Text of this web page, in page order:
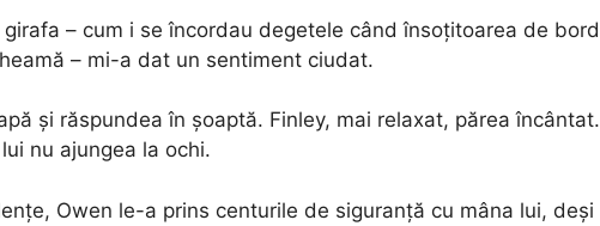
– cum i se încordau degetele când însoțitoarea de bord
– mi-a dat un sentiment ciudat.
și răspundea în șoaptă. Finley, mai relaxat, părea încântat.
nu ajungea la ochi.
Owen le-a prins centurile de siguranță cu mâna lui, deși